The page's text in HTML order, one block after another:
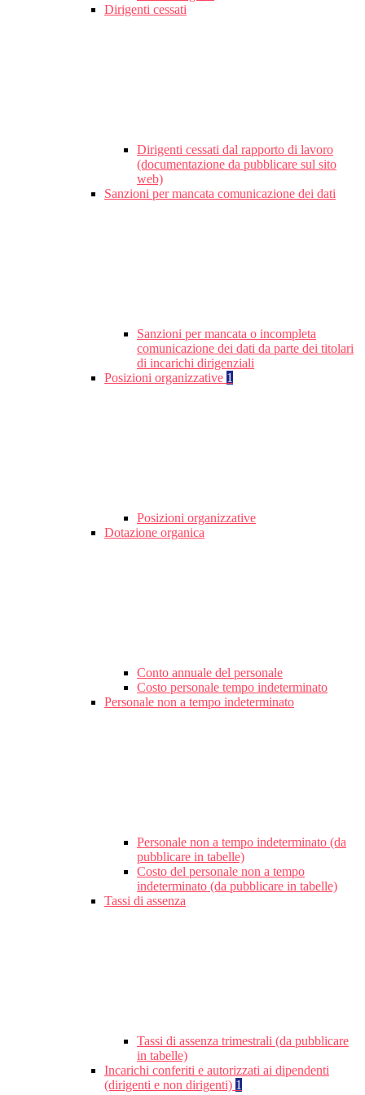
Dirigenti cessati
Dirigenti cessati dal rapporto di lavoro
(documentazione da pubblicare sul sito
web)
Sanzioni per mancata comunicazione dei dati
Sanzioni per mancata o incompleta
comunicazione dei dati da parte dei titolari
di incarichi dirigenziali
Posizioni organizzative 1
Posizioni organizzative
Dotazione organica
Conto annuale del personale
Costo personale tempo indeterminato
Personale non a tempo indeterminato
Personale non a tempo indeterminato (da
pubblicare in tabelle)
Costo del personale non a tempo
indeterminato (da pubblicare in tabelle)
Tassi di assenza
Tassi di assenza trimestrali (da pubblicare
in tabelle)
Incarichi conferiti e autorizzati ai dipendenti
(dirigenti e non dirigenti) 1